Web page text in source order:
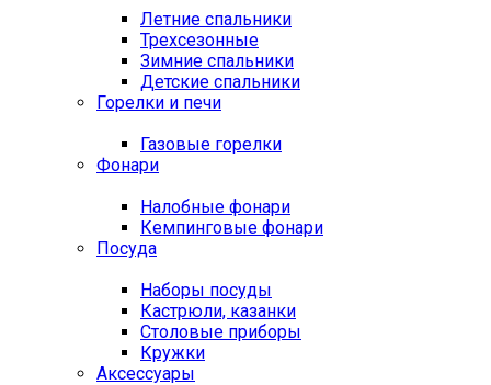
Летние спальники
Трехсезонные
Зимние спальники
Детские спальники
Горелки и печи
Газовые горелки
Фонари
Налобные фонари
Кемпинговые фонари
Посуда
Наборы посуды
Кастрюли, казанки
Столовые приборы
Кружки
Аксессуары